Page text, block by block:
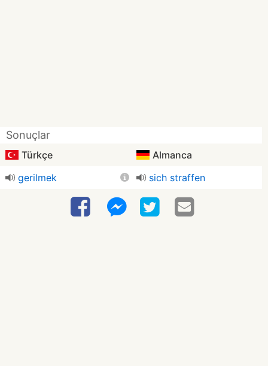
Sonuçlar
Türkçe
Almanca
gerilmek
sich straffen